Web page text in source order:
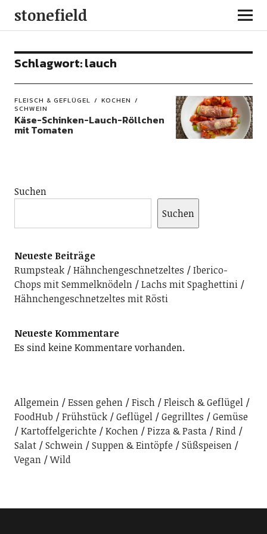
stonefield
Schlagwort:lauch
FLEISCH & GEFLÜGEL
KOCHEN
SCHWEIN
Käse-Schinken-Lauch-Röllchen
mit Tomaten
Suchen
Suchen
Neueste Beiträge
Rumpsteak
Hähnchengeschnetzeltes
Iberico-
Chops mit Semmelknödeln
Lachs mit Spaghettini
Hähnchengeschnetzeltes mit Rösti
Neueste Kommentare
Es sind keine Kommentare vorhanden.
Allgemein Essen gehen Fisch
Fleisch & Geflügel
FoodHub
Frühstück Geflügel Gegrilltes
Gemüse
Kartoffelgerichte
Kochen Pizza & Pasta
Rind
Salat
Schwein Suppen & Eintöpfe
Süßspeisen
Vegan
Wild